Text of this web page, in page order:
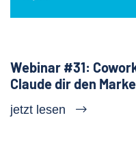
Webinar #31:
Claude dir den
jetzt lesen